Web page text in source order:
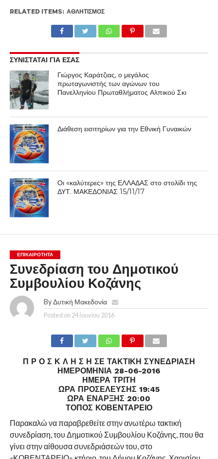
RELATED ITEMS: ΑΘΛΗΤΙΣΜΌΣ
ΣΥΝΙΣΤΑΤΑΙ ΓΙΑ ΕΣΑΣ
Γιώργος Καράτζιας, ο μεγάλος
πρωταγωνιστής των αγώνων του
Πανελληνίου Πρωταθλήματος Αλπικού Σκι
Διάθεση εισιτηρίων για την Εθνική Γυναικών
Οι «καλύτερες» της ΕΛΛΑΔΑΣ στο στολίδι της
ΔΥΤ. ΜΑΚΕΔΟΝΙΑΣ 15/11/17
ΕΠΙΚΑΙΡΟΤΗΤΑ
Συνεδρίαση του Δημοτικού
Συμβουλίου Κοζάνης
By Δυτική Μακεδονία
Posted on 24 Ιουνίου 2016
Π Ρ Ο Σ Κ Λ Η Σ Η ΣΕ ΤΑΚΤΙΚΗ ΣΥΝΕΔΡΙΑΣΗ
ΗΜΕΡΟΜΗΝΙΑ 28-06-2016
ΗΜΕΡΑ ΤΡΙΤΗ
ΩΡΑ ΠΡΟΣΕΛΕΥΣΗΣ 19:45
ΩΡΑ ΕΝΑΡΞΗΣ 20:00
ΤΟΠΟΣ ΚΟΒΕΝΤΑΡΕΙΟ
Παρακαλώ να παραβρεθείτε στην ανωτέρω τακτική
συνεδρίαση, του Δημοτικού Συμβουλίου Κοζάνης, που θα
γίνει στην αίθουσα συνεδριάσεών του, στο